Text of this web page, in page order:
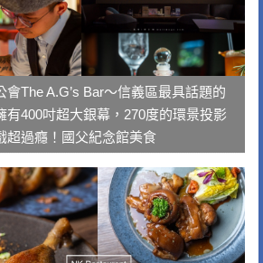
會The A.G’s Bar～信義區最具話題的
有400吋超大銀幕，270度的環景投影
超過癮！國父紀念館美食